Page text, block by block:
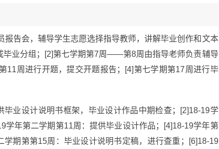
报告会，辅导学生志愿选择指导教师，讲解毕业创作和文本
毕业分组；[2]第七学期第7周——第8周由指导老师负责辅导
11周进行开题，提交开题报告；[4]第七学期第17周进行毕
毕业设计说明书框架，毕业设计作品中期检查；[2]18-19学
年第二学期第11周：提供毕业设计作品；[4]18-19学年第
期第第15周：毕业设计说明书定稿，进行查重；[6]18-19